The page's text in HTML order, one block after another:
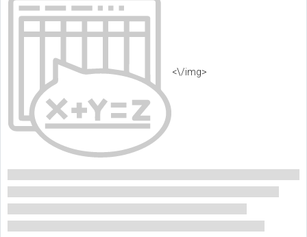
<\/img>